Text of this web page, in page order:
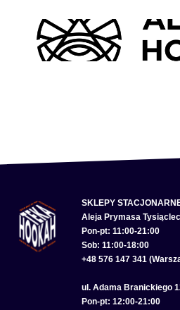
SKLEPY
Aleja Prymasa
Pon-pt: 11:00-21:00
Sob: 11:00-18:00
+48 576 147 341
ul. Adama Branickiego
Pon-pt: 12:00-21:00